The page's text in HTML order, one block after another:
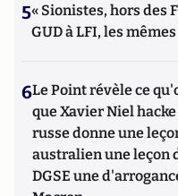
5« Sionistes, hors des
GUD à LFI, les
6Le Point révèle ce
que Xavier Niel
russe donne une
australien une leçon
DGSE une